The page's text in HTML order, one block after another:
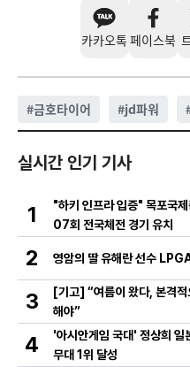
카카오톡 페이스북
#금호타이어 #jd파워
실시간 인기 기사
1
"하키 인프라 입증" 목포국
07회 전국체전 경기 유치
2 영암의 딸 유해란 선수
3
[기고] “여름이 왔다, 본격적
해야”
4
'아시안게임 국대' 정상희 일
무대 1위 달성